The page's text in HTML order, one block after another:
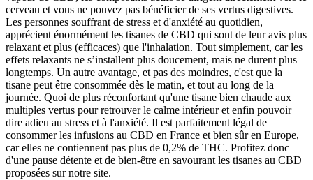
cerveau et vous ne pouvez pas bénéficier de ses vertus digestives.
Les personnes souffrant de stress et d'anxiété au quotidien,
apprécient énormément les tisanes de CBD qui sont de leur avis plus
relaxant et plus (efficaces) que l'inhalation. Tout simplement, car les
effets relaxants ne s’installent plus doucement, mais ne durent plus
longtemps. Un autre avantage, et pas des moindres, c'est que la
tisane peut être consommée dès le matin, et tout au long de la
journée. Quoi de plus réconfortant qu'une tisane bien chaude aux
multiples vertus pour retrouver le calme intérieur et enfin pouvoir
dire adieu au stress et à l'anxiété. Il est parfaitement légal de
consommer les infusions au CBD en France et bien sûr en Europe,
car elles ne contiennent pas plus de 0,2% de THC. Profitez donc
d'une pause détente et de bien-être en savourant les tisanes au CBD
proposées sur notre site.